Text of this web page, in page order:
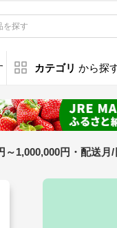
カテゴリ から探
～1,000,000円・配送